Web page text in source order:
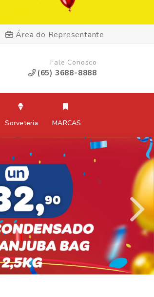
Área do Representante
Fale Conosco
(65) 3688-8888
Sorveteria MARCAS